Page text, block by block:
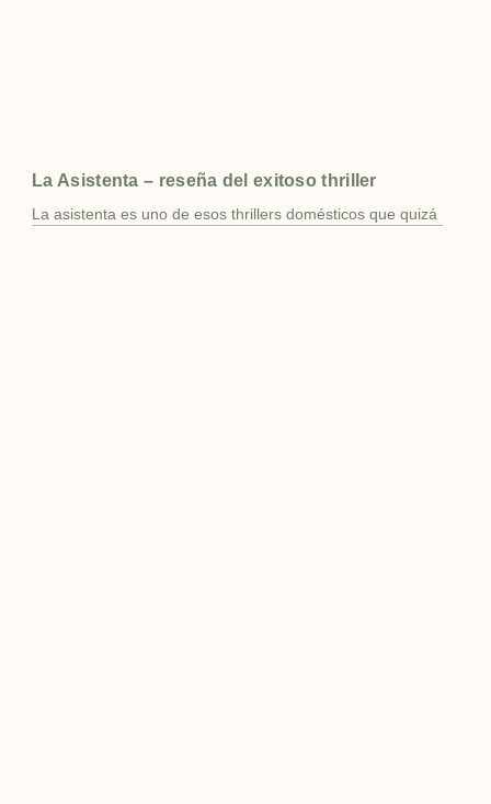
La Asistenta – reseña del exitoso thriller
La asistenta es uno de esos thrillers domésticos que quizá